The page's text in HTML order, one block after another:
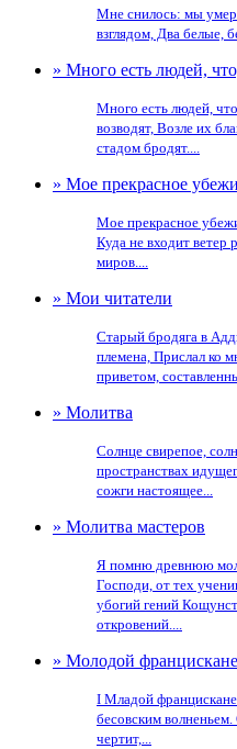
Мне снилось: мы
взглядом, Два белые,
» Много есть людей,
Много есть людей,
возводят, Возле их
стадом бродят....
» Мое прекрасное
Мое прекрасное
Куда не входит
миров....
» Мои читатели
Старый бродяга в
племена, Прислал ко
приветом,
» Молитва
Солнце свирепое,
пространствах
сожги настоящее...
» Молитва мастеров
Я помню древнюю
Господи, от тех
убогий гений
откровений....
» Молодой
I Младой
бесовским волненьем.
чертит,...